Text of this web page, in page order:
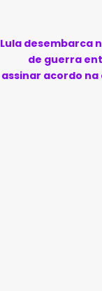
Lula desembarca
de guerra
assinar acordo